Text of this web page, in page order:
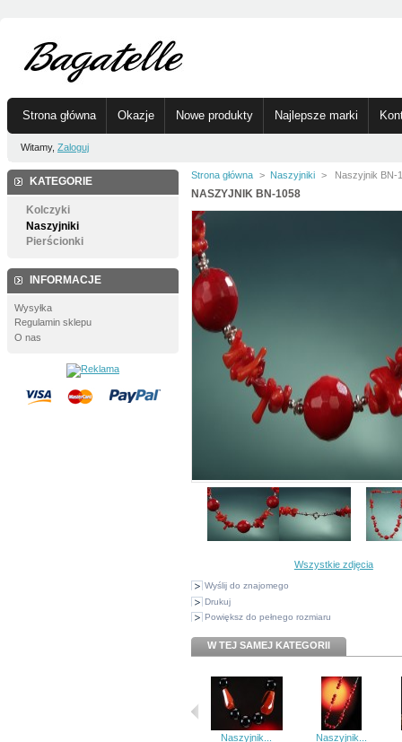
Strona główna Okazje Nowe produkty Najlepsze marki
Witamy, Zaloguj
KATEGORIE
Kolczyki
Naszyjniki
Pierścionki
INFORMACJE
Wysyłka
Regulamin sklepu
O nas
Strona główna > Naszyjniki > Naszyjnik BN-
NASZYJNIK BN-1058
Wszystkie zdjęcia
Wyślij do znajomego
Drukuj
Powiększ do pełnego rozmiaru
W TEJ SAMEJ KATEGORII
Naszyjnik... Naszyjnik...